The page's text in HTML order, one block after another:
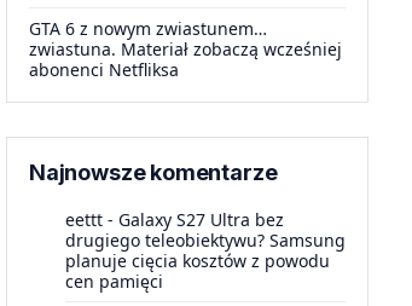
GTA 6 z nowym zwiastunem…
zwiastuna. Materiał zobaczą wcześniej
abonenci Netfliksa
Najnowsze komentarze
eettt - Galaxy S27 Ultra bez
drugiego teleobiektywu? Samsung
planuje cięcia kosztów z powodu
cen pamięci